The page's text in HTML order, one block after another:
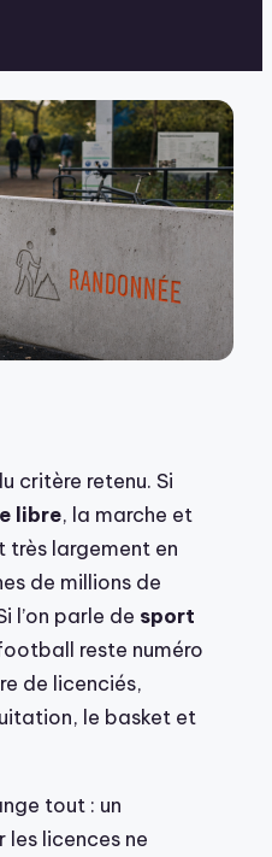
critère retenu. Si
libre, la marche et
très largement en
de millions de
l’on parle de sport
reste numéro
de licenciés,
le basket et
tout : un
les licences ne